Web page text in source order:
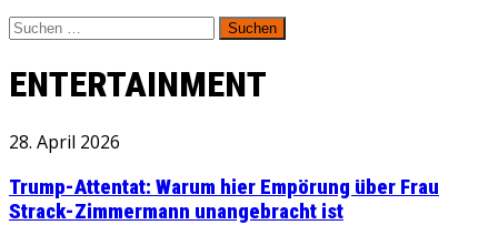
Suchen
nach:
ENTERTAINMENT
28. April 2026
Trump-Attentat: Warum hier Empörung über Frau
Strack-Zimmermann unangebracht ist